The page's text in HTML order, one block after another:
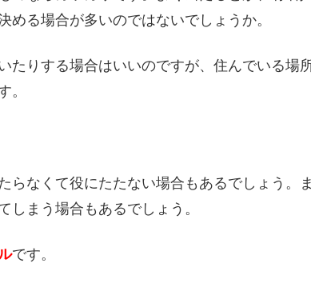
る場合が多いのではないでしょうか。
たりする場合はいいのですが、住んでいる場
。
らなくて役にたたない場合もあるでしょう。ま
しまう場合もあるでしょう。
です。